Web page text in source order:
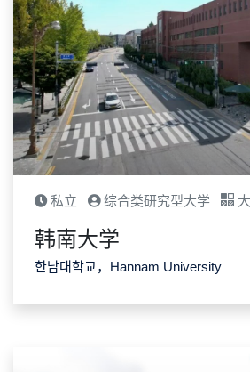
私立 综合类研究型大学
韩南大学
한남대학교，Hannam University